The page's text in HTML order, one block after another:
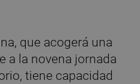
que acogerá una
a la novena jornada
tiene capacidad